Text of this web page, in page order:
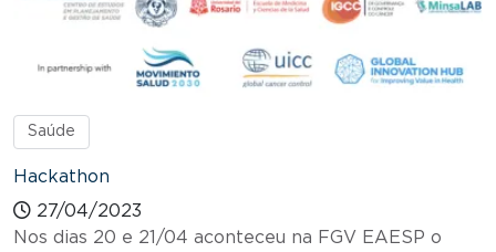
Saúde
Hackathon
27/04/2023
Nos dias 20 e 21/04 aconteceu na FGV EAESP o